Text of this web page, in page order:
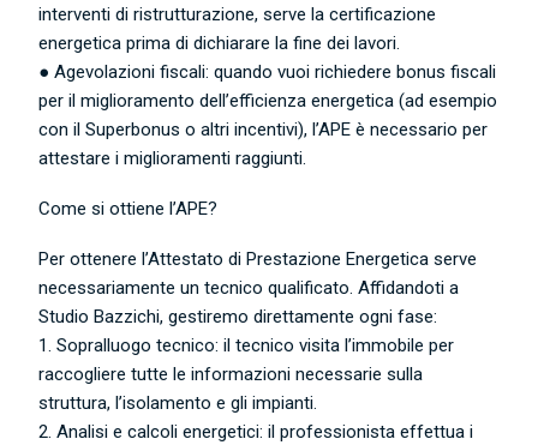
interventi di ristrutturazione, serve la certificazione
energetica prima di dichiarare la fine dei lavori.
● Agevolazioni fiscali: quando vuoi richiedere bonus fiscali
per il miglioramento dell’efficienza energetica (ad esempio
con il Superbonus o altri incentivi), l’APE è necessario per
attestare i miglioramenti raggiunti.
Come si ottiene l’APE?
Per ottenere l’Attestato di Prestazione Energetica serve
necessariamente un tecnico qualificato. Affidandoti a
Studio Bazzichi, gestiremo direttamente ogni fase:
1. Sopralluogo tecnico: il tecnico visita l’immobile per
raccogliere tutte le informazioni necessarie sulla
struttura, l’isolamento e gli impianti.
2. Analisi e calcoli energetici: il professionista effettua i